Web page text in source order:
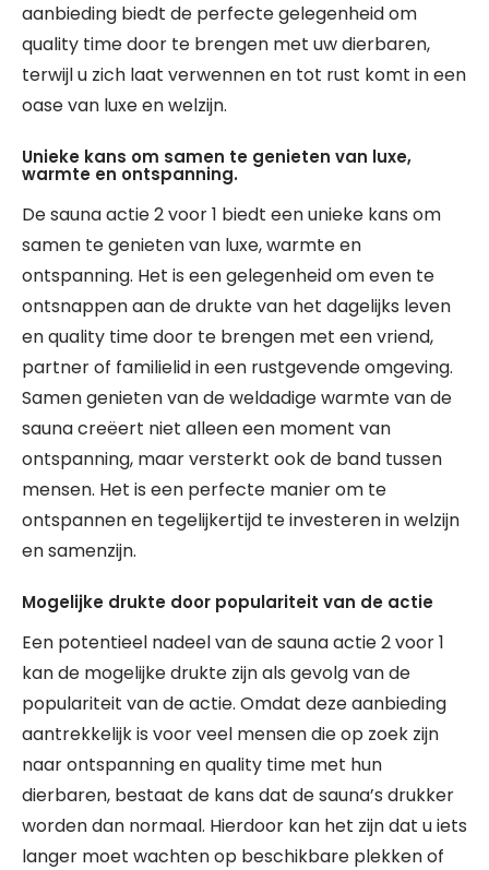
aanbieding biedt de perfecte gelegenheid om
quality time door te brengen met uw dierbaren,
terwijl u zich laat verwennen en tot rust komt in een
oase van luxe en welzijn.
Unieke kans om samen te genieten van luxe,
warmte en ontspanning.
De sauna actie 2 voor 1 biedt een unieke kans om
samen te genieten van luxe, warmte en
ontspanning. Het is een gelegenheid om even te
ontsnappen aan de drukte van het dagelijks leven
en quality time door te brengen met een vriend,
partner of familielid in een rustgevende omgeving.
Samen genieten van de weldadige warmte van de
sauna creëert niet alleen een moment van
ontspanning, maar versterkt ook de band tussen
mensen. Het is een perfecte manier om te
ontspannen en tegelijkertijd te investeren in welzijn
en samenzijn.
Mogelijke drukte door populariteit van de actie
Een potentieel nadeel van de sauna actie 2 voor 1
kan de mogelijke drukte zijn als gevolg van de
populariteit van de actie. Omdat deze aanbieding
aantrekkelijk is voor veel mensen die op zoek zijn
naar ontspanning en quality time met hun
dierbaren, bestaat de kans dat de sauna’s drukker
worden dan normaal. Hierdoor kan het zijn dat u iets
langer moet wachten op beschikbare plekken of